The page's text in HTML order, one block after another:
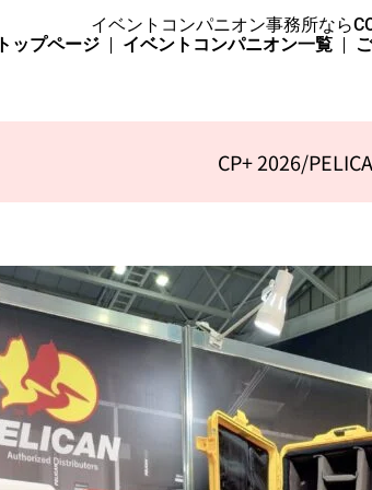
イベントコンパニオン事務所なら
トップページ
イベントコンパニオン一覧
CP+ 2026/